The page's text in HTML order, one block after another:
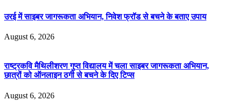
उरई में साइबर जागरूकता अभियान, निवेश फ्रॉड से बचने के बताए उपाय
August 6, 2026
राष्ट्रकवि मैथिलीशरण गुप्त विद्यालय में चला साइबर जागरूकता अभियान,
छात्रों को ऑनलाइन ठगी से बचने के दिए टिप्स
August 6, 2026